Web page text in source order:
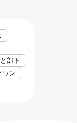
部下
ワン